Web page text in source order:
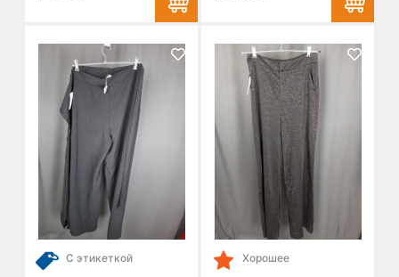
С этикеткой Хорошее